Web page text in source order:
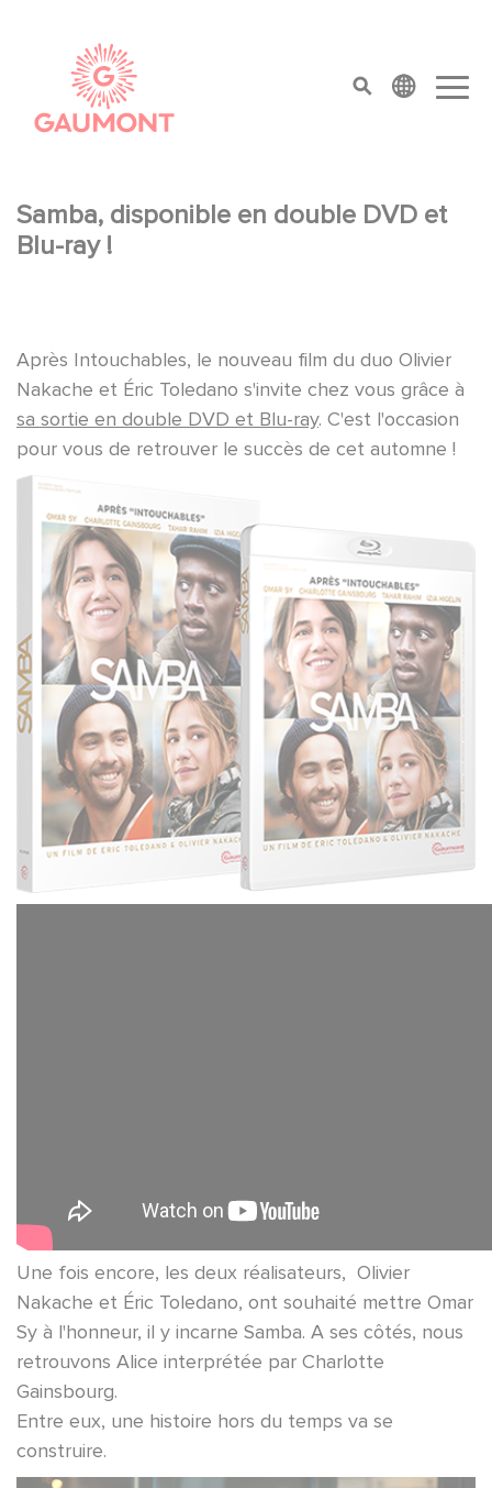
top menu
Samba, disponible en double DVD et
Blu-ray !
Après Intouchables, le nouveau film du duo Olivier
Nakache et Éric Toledano s'invite chez vous grâce à
sa sortie en double DVD et Blu-ray. C'est l'occasion
pour vous de retrouver le succès de cet automne !
Une fois encore, les deux réalisateurs, Olivier
Nakache et Éric Toledano, ont souhaité mettre Omar
Sy à l'honneur, il y incarne Samba. A ses côtés, nous
retrouvons Alice interprétée par Charlotte
Gainsbourg.
Entre eux, une histoire hors du temps va se
construire.